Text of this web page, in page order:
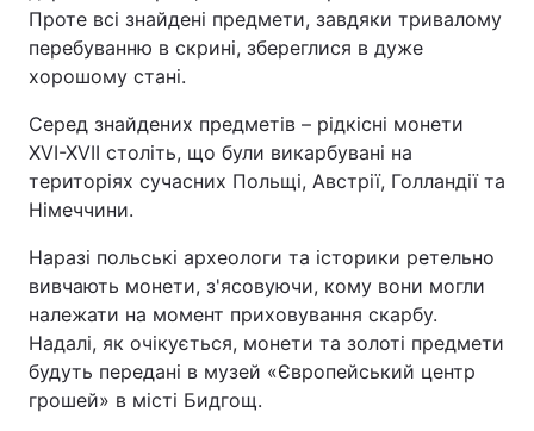
Проте всі знайдені предмети, завдяки тривалому
перебуванню в скрині, збереглися в дуже
хорошому стані.
Серед знайдених предметів – рідкісні монети
XVI-XVII століть, що були викарбувані на
територіях сучасних Польщі, Австрії, Голландії та
Німеччини.
Наразі польські археологи та історики ретельно
вивчають монети, з'ясовуючи, кому вони могли
належати на момент приховування скарбу.
Надалі, як очікується, монети та золоті предмети
будуть передані в музей «Європейський центр
грошей» в місті Бидгощ.